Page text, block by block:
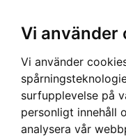
Vi använder
Vi använder
surfupplevelse på
personligt innehåll
analysera vår
Hem›Lastgaller/ Skyddsgaller›
Hundgrind